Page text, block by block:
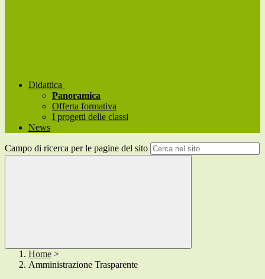
Didattica
Panoramica
Offerta formativa
I progetti delle classi
News
Campo di ricerca per le pagine del sito
Home >
Amministrazione Trasparente